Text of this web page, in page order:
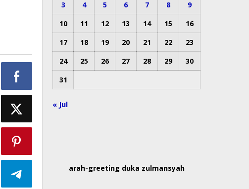
3
4 5 6 7 8
9
10
11 12 13 14 15
16
17
18 19 20 21 22
23
24
25 26 27 28 29
30
31
« Jul
arah-greeting duka zulmansyah